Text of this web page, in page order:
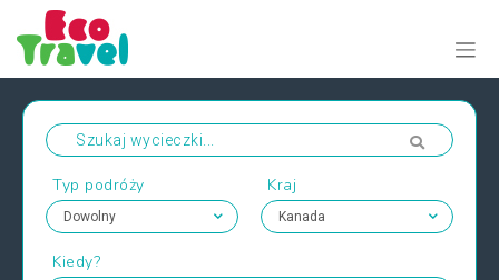
Typ podróży Kraj
Kiedy?